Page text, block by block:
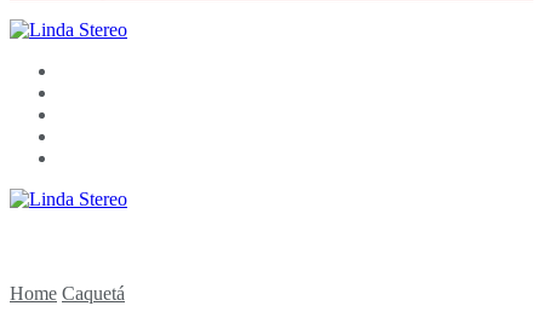
Home Caquetá